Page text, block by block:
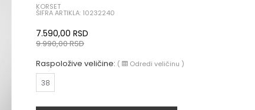
KORSET
ŠIFRA ARTIKLA: 10232240
7.590,00 RSD
9.990,00RSD
Raspoložive veličine: ( Odredi veličinu )
38